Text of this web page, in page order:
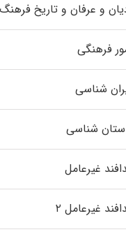
و عرفان و تاریخ
فرهنگی
شناسی
شناسی
غیرعامل
غیرعامل ۲